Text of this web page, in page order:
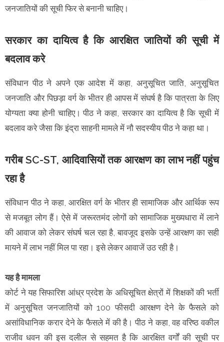
जनजातियों की सूची फिर से बनानी चाहिए।
सरकार का दायित्व है कि आरक्षित जातियों की सूची में
बदलाव करे
संविधान पीठ ने अपने एक आदेश में कहा, अनुसूचित जाति, अनुसूचित
जनजाति और पिछड़ा वर्ग के भीतर ही आपस में संघर्ष है कि पात्रता के लिए
योग्यता क्या होनी चाहिए। पीठ ने कहा, सरकार का दायित्व है कि सूची में
बदलाव करे जैसा कि इंद्रा साहनी मामले में नौ सदस्यीय पीठ ने कहा था।
गरीब SC-ST, आदिवासियों तक आरक्षण का लाभ नहीं पहुंच
रहा है
संविधान पीठ ने कहा, आरक्षित वर्ग के भीतर ही सामाजिक और आर्थिक रूप
से मजबूत लोग हैं। ऐसे में जरूरतमंद लोगों को सामाजिक मुख्यधारा में लाने
की आवाज को लेकर संघर्ष चल रहा है, बावजूद इसके उन्हें आरक्षण का सही
मायने में लाभ नहीं मिल पा रहा। इसे लेकर आवाजें उठ रही है।
यह है मामला
कोर्ट ने यह सिफारिश आंध्र प्रदेश के अधिसूचित क्षेत्रों में शिक्षकों की भर्ती
में अनुसूचित जनजातियों को 100 फीसदी आरक्षण देने के फैसले को
असांविधानिक करार देने के फैसले में की है। पीठ ने कहा, वह वरिष्ठ वकील
राजीव धवन की इस दलील से सहमत है कि आरक्षित वर्गों की सूची पर